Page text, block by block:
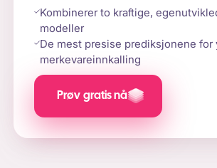
Kombinerer to kraftige,
modeller
De mest presise prediksjonene for
merkevareinnkalling
Prøv gratis nå